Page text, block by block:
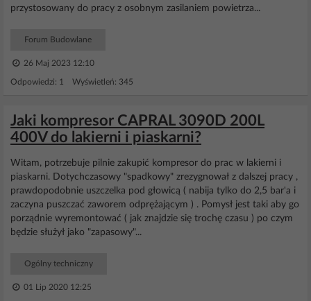
przystosowany do pracy z osobnym zasilaniem powietrza...
Forum Budowlane
26 Maj 2023 12:10
Odpowiedzi: 1 Wyświetleń: 345
Jaki kompresor CAPRAL 3090D 200L
400V do lakierni i piaskarni?
Witam, potrzebuje pilnie zakupić kompresor do prac w lakierni i
piaskarni. Dotychczasowy "spadkowy" zrezygnował z dalszej pracy ,
prawdopodobnie uszczelka pod głowicą ( nabija tylko do 2,5 bar'a i
zaczyna puszczać zaworem odprężającym ) . Pomysł jest taki aby go
porządnie wyremontować ( jak znajdzie się trochę czasu ) po czym
będzie służył jako "zapasowy"...
Ogólny techniczny
01 Lip 2020 12:25